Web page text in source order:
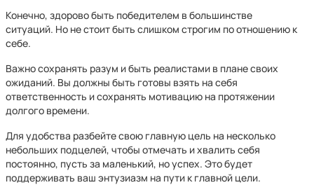
Конечно, здорово быть победителем в большинстве
ситуаций. Но не стоит быть слишком строгим по отношению к
себе.
Важно сохранять разум и быть реалистами в плане своих
ожиданий. Вы должны быть готовы взять на себя
ответственность и сохранять мотивацию на протяжении
долгого времени.
Для удобства разбейте свою главную цель на несколько
небольших подцелей, чтобы отмечать и хвалить себя
постоянно, пусть за маленький, но успех. Это будет
поддерживать ваш энтузиазм на пути к главной цели.